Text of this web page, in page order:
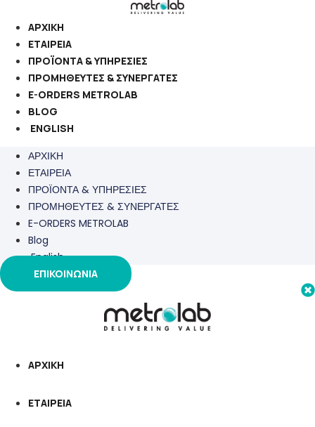
στο
περιεχόμενο
ΑΡΧΙΚΗ
ΕΤΑΙΡΕΙΑ
ΠΡΟΪΟΝΤΑ & ΥΠΗΡΕΣΙΕΣ
ΠΡΟΜΗΘΕΥΤΕΣ & ΣΥΝΕΡΓΑΤΕΣ
E-ORDERS METROLAB
BLOG
ENGLISH
ΑΡΧΙΚΗ
ΕΤΑΙΡΕΙΑ
ΠΡΟΪΟΝΤΑ & ΥΠΗΡΕΣΙΕΣ
ΠΡΟΜΗΘΕΥΤΕΣ & ΣΥΝΕΡΓΑΤΕΣ
E-ORDERS METROLAB
Blog
English
ΕΠΙΚΟΙΝΩΝΙΑ
ΑΡΧΙΚΗ
ΕΤΑΙΡΕΙΑ